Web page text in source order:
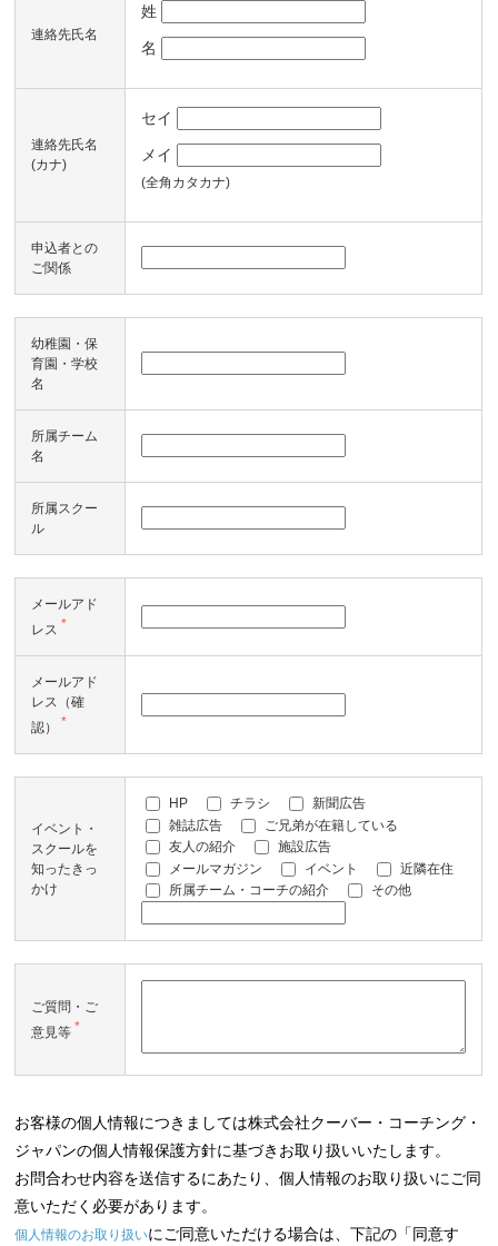
連絡先氏名
姓
名
連絡先氏名
(カナ)
セイ
メイ
(全角カタカナ)
申込者との
ご関係
幼稚園・保
育園・学校
名
所属チーム
名
所属スクー
ル
メールアド
レス *
メールアド
レス（確
認） *
イベント・
スクールを
知ったきっ
かけ
HP チラシ
新聞広告
雑誌広告
ご兄弟が在籍している
友人の紹介
施設広告
メールマガジン
イベント
近隣在住
所属チーム・コーチの紹介
その他
ご質問・ご
意見等 *
お客様の個人情報につきましては株式会社クーバー・コーチング・
ジャパンの個人情報保護方針に基づきお取り扱いいたします。
お問合わせ内容を送信するにあたり、個人情報のお取り扱いにご同
意いただく必要があります。
個人情報のお取り扱いにご同意いただける場合は、下記の「同意す